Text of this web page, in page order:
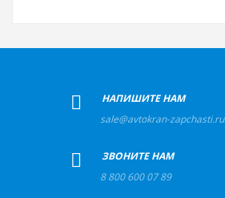
НАПИШИТЕ НАМ
sale@avtokran-zapchasti.ru
ЗВОНИТЕ НАМ
8 800 600 07 89